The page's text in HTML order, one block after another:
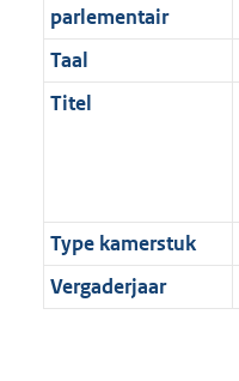
parlementair
Taal
Titel
Type kamerstuk
Vergaderjaar